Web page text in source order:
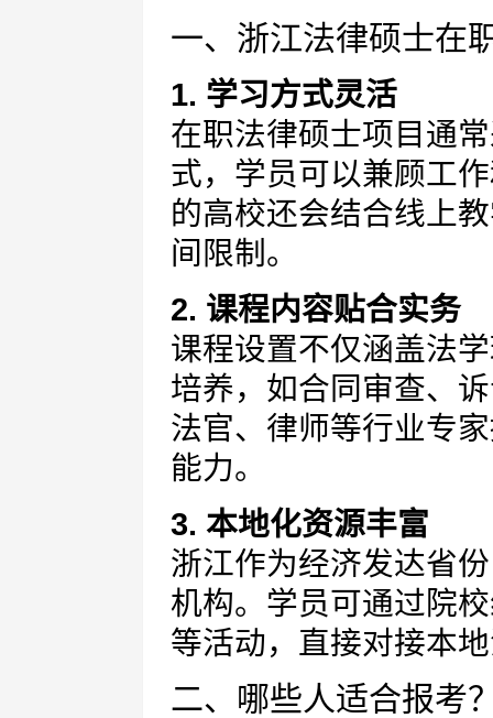
一、浙江法律硕士在
1. 学习方式灵活
在职法律硕士项目通
式，学员可以兼顾工
的高校还会结合线上
间限制。
2. 课程内容贴合实务
课程设置不仅涵盖法
培养，如合同审查、
法官、律师等行业专
能力。
3. 本地化资源丰富
浙江作为经济发达省
机构。学员可通过院
等活动，直接对接本
二、哪些人适合报考